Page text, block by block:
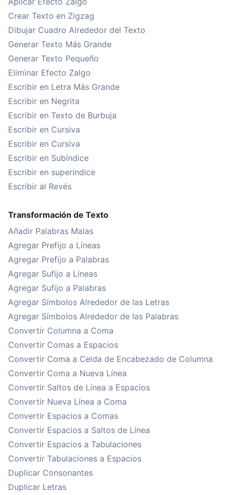
Crear Texto en Zigzag
Dibujar Cuadro Alrededor del Texto
Generar Texto Más Grande
Generar Texto Pequeño
Eliminar Efecto Zalgo
Escribir en Letra Más Grande
Escribir en Negrita
Escribir en Texto de Burbuja
Escribir en Cursiva
Escribir en Cursiva
Escribir en Subíndice
Escribir en superíndice
Escribir al Revés
Transformación de Texto
Añadir Palabras Malas
Agregar Prefijo a Líneas
Agregar Prefijo a Palabras
Agregar Sufijo a Líneas
Agregar Sufijo a Palabras
Agregar Símbolos Alrededor de las Letras
Agregar Símbolos Alrededor de las Palabras
Convertir Columna a Coma
Convertir Comas a Espacios
Convertir Coma a Celda de Encabezado de Columna
Convertir Coma a Nueva Línea
Convertir Saltos de Línea a Espacios
Convertir Nueva Línea a Coma
Convertir Espacios a Comas
Convertir Espacios a Saltos de Línea
Convertir Espacios a Tabulaciones
Convertir Tabulaciones a Espacios
Duplicar Consonantes
Duplicar Letras